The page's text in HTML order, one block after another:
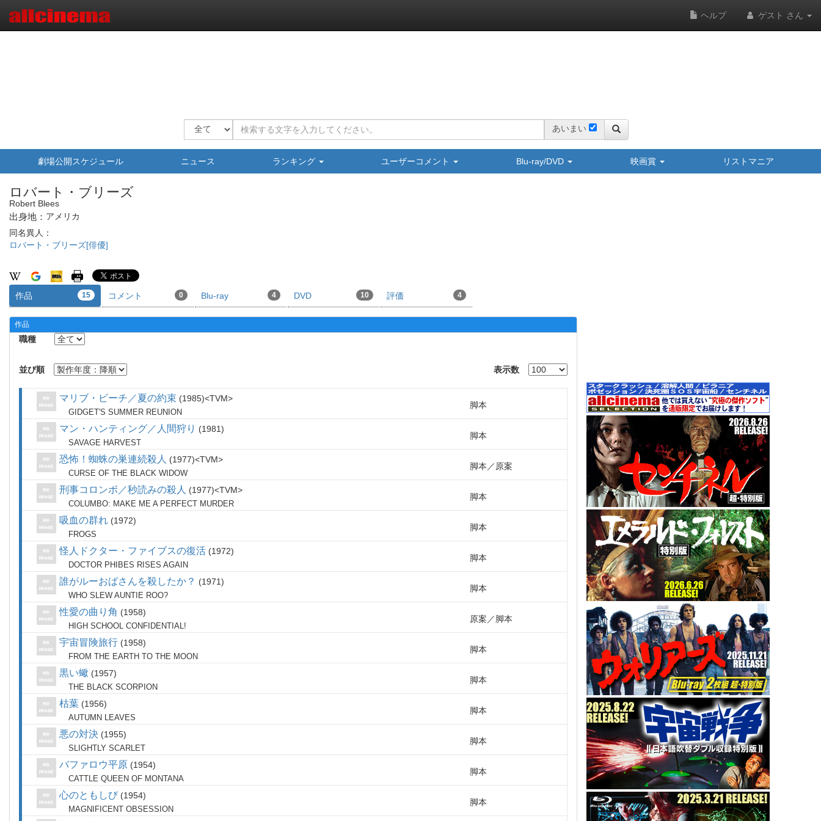
ヘルプ ゲスト さん
あいまい
劇場公開スケジュール ニュース ランキング ユーザーコメント Blu-ray/DVD 映画賞 リストマニア
ロバート・ブリーズ
Robert Blees
出身地： アメリカ
同名異人：
ロバート・ブリーズ[俳優]
作品 15 コメント 0 Blu-ray 4 DVD 10 評価 4
作品
職種
並び順 表示数
マリブ・ビーチ／夏の約束 1985 TVM
GIDGET'S SUMMER REUNION
脚本
マン・ハンティング／人間狩り 1981
SAVAGE HARVEST
脚本
恐怖！蜘蛛の巣連続殺人 1977 TVM
CURSE OF THE BLACK WIDOW
脚本 原案
刑事コロンボ／秒読みの殺人 1977 TVM
COLUMBO: MAKE ME A PERFECT MURDER
脚本
吸血の群れ 1972
FROGS
脚本
怪人ドクター・ファイブスの復活 1972
DOCTOR PHIBES RISES AGAIN
脚本
誰がルーおばさんを殺したか？ 1971
WHO SLEW AUNTIE ROO?
脚本
性愛の曲り角 1958
HIGH SCHOOL CONFIDENTIAL!
原案 脚本
宇宙冒険旅行 1958
FROM THE EARTH TO THE MOON
脚本
黒い蠍 1957
THE BLACK SCORPION
脚本
枯葉 1956
AUTUMN LEAVES
脚本
悪の対決 1955
SLIGHTLY SCARLET
脚本
バファロウ平原 1954
CATTLE QUEEN OF MONTANA
脚本
心のともしび 1954
MAGNIFICENT OBSESSION
脚本